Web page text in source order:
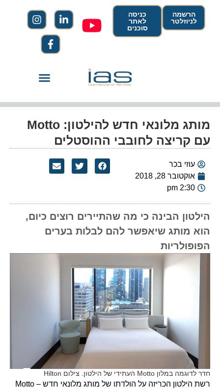
הרשמה
לניוזלטר
כניסה
לאתר
סוכנים
מותג מלונאי חדש להילטון: Motto
עם קריצה לחובבי ההוסטלים
עוזי בכר
אוקטובר 28, 2018
2:30 pm
הילטון הבינה כי מה שהתיירים רוצים כיום,
הוא מותג שיאפשר להם לבלות בערים
הפופולריות
חדר לדוגמה במלון Motto העתידי של הילטון. צילום Hilton
רשת הילטון הכריזה על הולדתו של מותג מלונאי חדש – Motto